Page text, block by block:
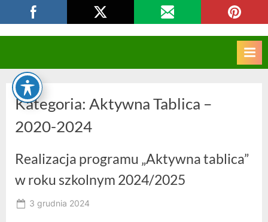
to
CKZIU Strzelce Opolskie
Kategoria: Aktywna Tablica –
2020-2024
Realizacja programu „Aktywna tablica”
w roku szkolnym 2024/2025
Posted
3 grudnia 2024